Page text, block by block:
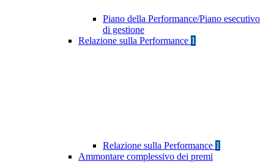
Piano della Performance/Piano esecutivo
di gestione
Relazione sulla Performance 1
Relazione sulla Performance 1
Ammontare complessivo dei premi